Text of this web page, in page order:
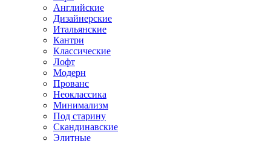
Английские
Дизайнерские
Итальянские
Кантри
Классические
Лофт
Модерн
Прованс
Неоклассика
Минимализм
Под старину
Скандинавские
Элитные